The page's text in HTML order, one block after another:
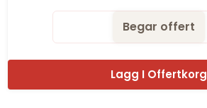
Begar offert
Lagg I Offertkorg